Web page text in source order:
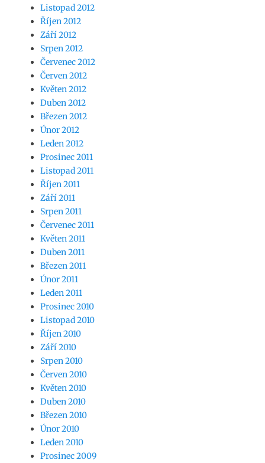
Listopad 2012
Říjen 2012
Září 2012
Srpen 2012
Červenec 2012
Červen 2012
Květen 2012
Duben 2012
Březen 2012
Únor 2012
Leden 2012
Prosinec 2011
Listopad 2011
Říjen 2011
Září 2011
Srpen 2011
Červenec 2011
Květen 2011
Duben 2011
Březen 2011
Únor 2011
Leden 2011
Prosinec 2010
Listopad 2010
Říjen 2010
Září 2010
Srpen 2010
Červen 2010
Květen 2010
Duben 2010
Březen 2010
Únor 2010
Leden 2010
Prosinec 2009